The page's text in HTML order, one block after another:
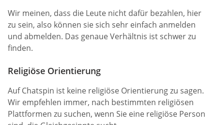
Wir meinen, dass die Leute nicht dafür bezahlen, hier
zu sein, also können sie sich sehr einfach anmelden
und abmelden. Das genaue Verhältnis ist schwer zu
finden.
Religiöse Orientierung
Auf Chatspin ist keine religiöse Orientierung zu sagen.
Wir empfehlen immer, nach bestimmten religiösen
Plattformen zu suchen, wenn Sie eine religiöse Person